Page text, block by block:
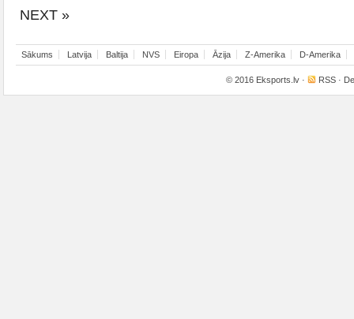
NEXT »
Sākums Latvija Baltija NVS Eiropa Āzija Z-Amerika D-Amerika
© 2016 Eksports.lv · RSS ·